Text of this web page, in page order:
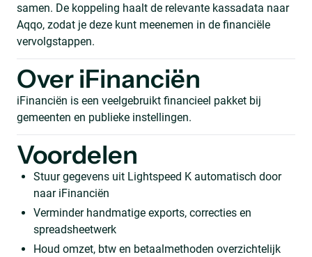
samen. De koppeling haalt de relevante kassadata naar
Aqqo, zodat je deze kunt meenemen in de financiële
vervolgstappen.
Over iFinanciën
iFinanciën is een veelgebruikt financieel pakket bij
gemeenten en publieke instellingen.
Voordelen
Stuur gegevens uit Lightspeed K automatisch door
naar iFinanciën
Verminder handmatige exports, correcties en
spreadsheetwerk
Houd omzet, btw en betaalmethoden overzichtelijk